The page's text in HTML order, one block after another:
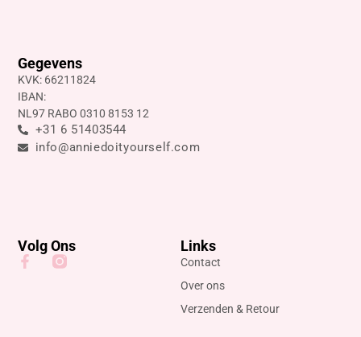
Links
Contact
Over ons
Verzenden & Retour
Gegevens
KVK: 66211824
IBAN:
NL97 RABO 0310 8153 12
+31 6 51403544
info@anniedoityourself.com
Volg Ons